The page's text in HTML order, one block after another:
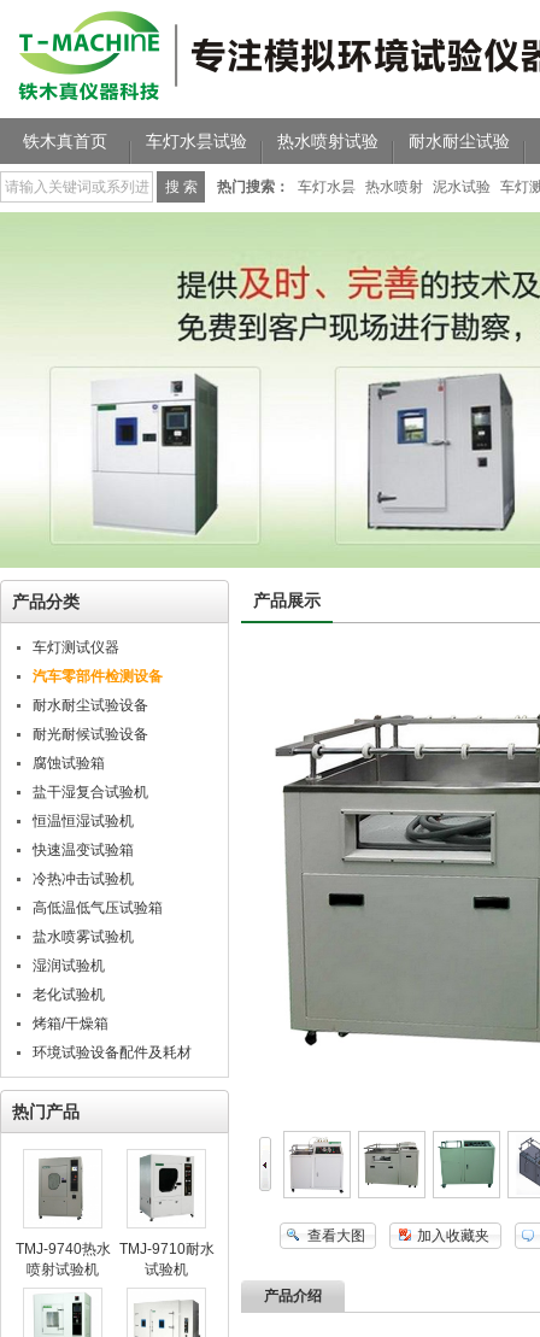
铁木真首页 车灯水昙试验 热水喷射试验 耐水耐尘试验
热门搜索： 车灯水昙 热水喷射 泥水试验 车灯
产品分类
车灯测试仪器
汽车零部件检测设备
耐水耐尘试验设备
耐光耐候试验设备
腐蚀试验箱
盐干湿复合试验机
恒温恒湿试验机
快速温变试验箱
冷热冲击试验机
高低温低气压试验箱
盐水喷雾试验机
湿润试验机
老化试验机
烤箱/干燥箱
环境试验设备配件及耗材
热门产品
TMJ-9740热水
喷射试验机
TMJ-9710耐水
试验机
产品展示
查看大图 加入收藏夹
产品介绍